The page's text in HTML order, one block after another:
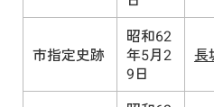
市指定史跡
昭和62
年5月2
9日
長